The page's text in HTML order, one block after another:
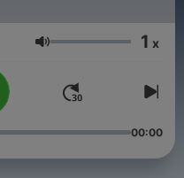
音量 1 x
00:00